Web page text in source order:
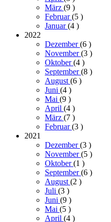
März (9 )
Februar(5 )
Januar(4 )
2022
Dezember(6 )
November(3 )
Oktober(4 )
September(8 )
August (6 )
Juni (4 )
Mai (9 )
April (4 )
März (7 )
Februar(3 )
2021
Dezember(3 )
November(5 )
Oktober(1 )
September(6 )
August (2 )
Juli (3 )
Juni (9 )
Mai (5 )
April (4 )